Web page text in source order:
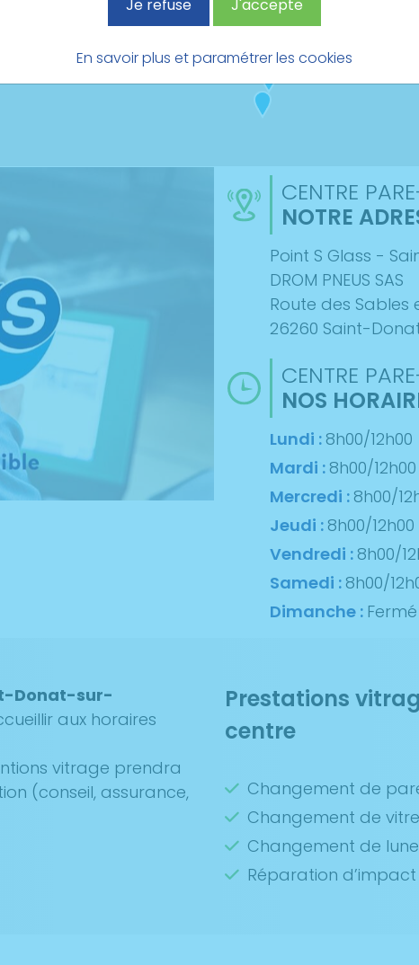
CENTRE
NOTRE
Point S Glass -
DROM PNEUS SAS
Route des Sables
26260 Saint-
CENTRE
NOS
Lundi : 8h00/12h00
Mardi : 8h00/12h00
Mercredi : 8h00/
Jeudi : 8h00/12h00
Vendredi : 8h00/
Samedi : 8h00/
Dimanche : Fermé
Donat-sur-
aux horaires
vitrage prendra
(conseil, assurance,
Prestations
centre
Changement de
Changement de
Changement de
Réparation d’impact
Je refuse J'accepte
En savoir plus et paramétrer les cookies